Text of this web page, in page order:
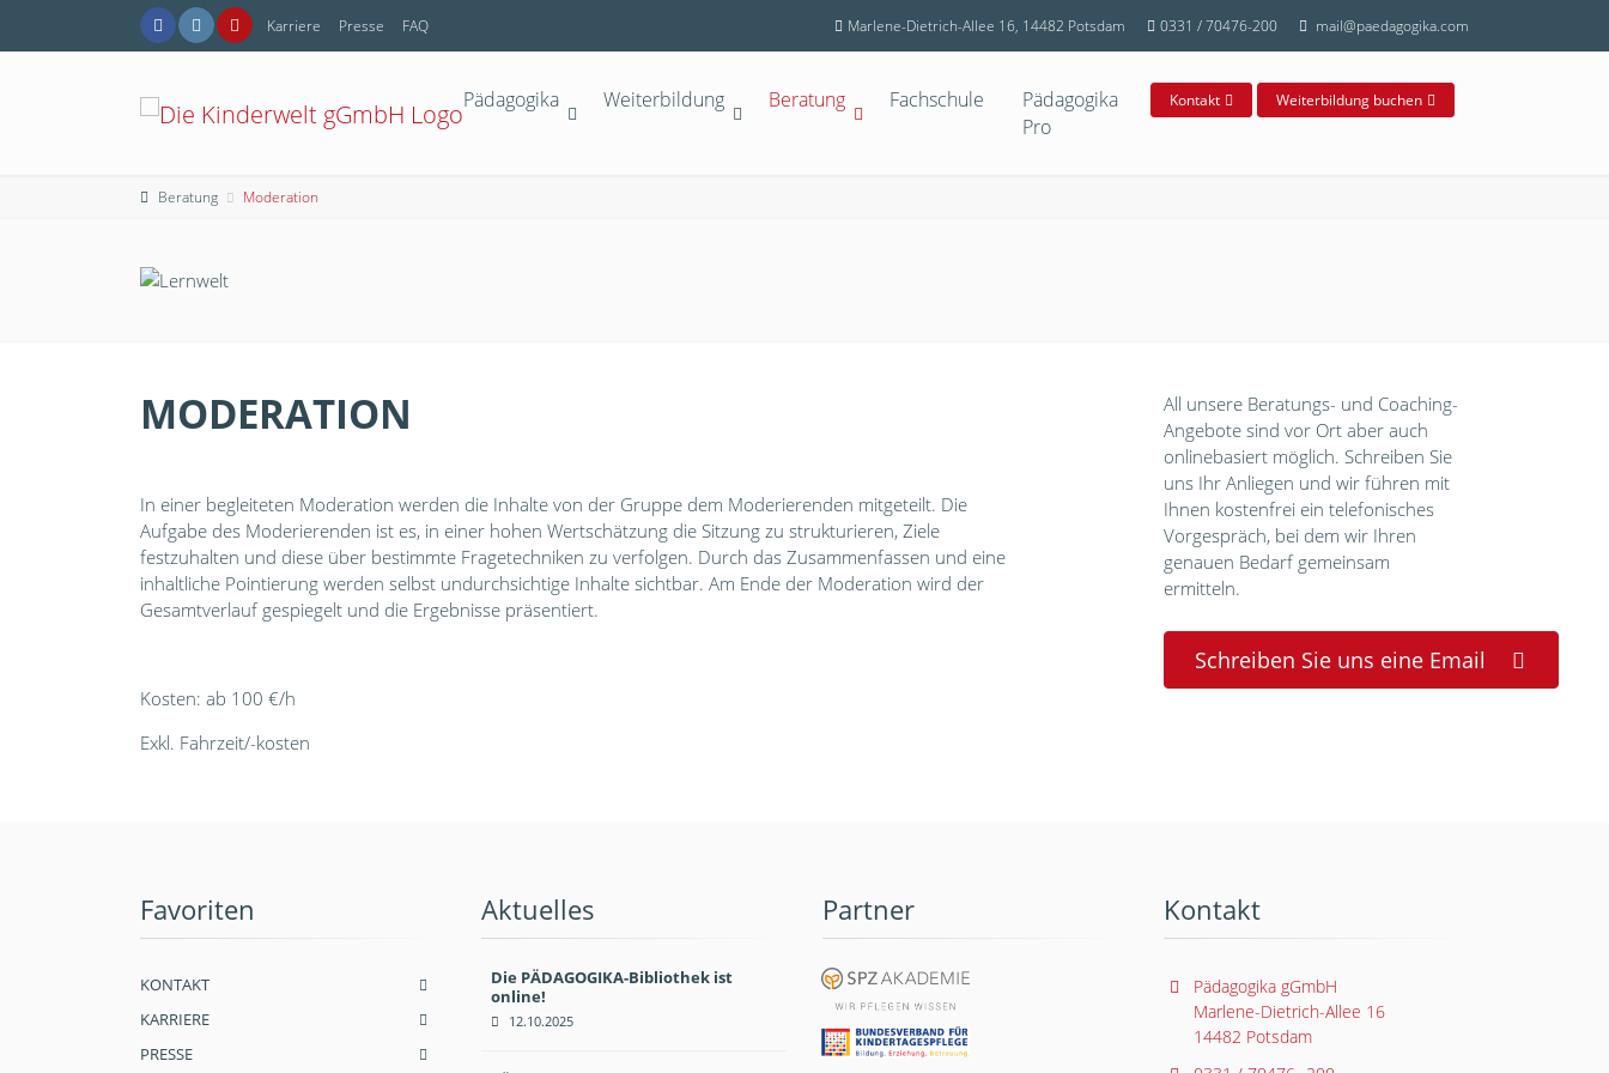
Karriere Presse FAQ Marlene-Dietrich-Allee 16, 14482 Potsdam 0331 / 70476-200 mail@paedagogika.com
Pädagogika Weiterbildung Beratung Fachschule
Pädagogika
Pro
Kontakt Weiterbildung buchen
Beratung Moderation
MODERATION
In einer begleiteten Moderation werden die Inhalte von der Gruppe dem Moderierenden mitgeteilt. Die
Aufgabe des Moderierenden ist es, in einer hohen Wertschätzung die Sitzung zu strukturieren, Ziele
festzuhalten und diese über bestimmte Fragetechniken zu verfolgen. Durch das Zusammenfassen und eine
inhaltliche Pointierung werden selbst undurchsichtige Inhalte sichtbar. Am Ende der Moderation wird der
Gesamtverlauf gespiegelt und die Ergebnisse präsentiert.
Kosten: ab 100 €/h
Exkl. Fahrzeit/-kosten
All unsere Beratungs- und Coaching-
Angebote sind vor Ort aber auch
onlinebasiert möglich. Schreiben Sie
uns Ihr Anliegen und wir führen mit
Ihnen kostenfrei ein telefonisches
Vorgespräch, bei dem wir Ihren
genauen Bedarf gemeinsam
ermitteln.
Schreiben Sie uns eine Email
Favoriten
KONTAKT
KARRIERE
PRESSE
Aktuelles
Die PÄDAGOGIKA-Bibliothek ist
online!
12.10.2025
Partner Kontakt
Pädagogika gGmbH
Marlene-Dietrich-Allee 16
14482 Potsdam